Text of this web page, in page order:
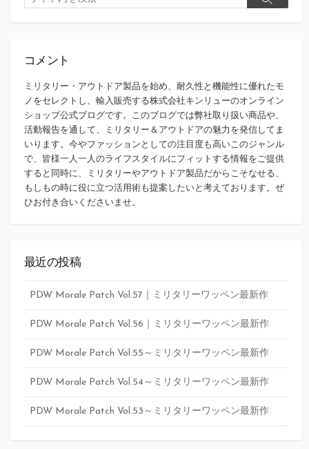
索
検
コメント
ミリタリー・アウトドア製品を始め、耐久性と機能性に優れたモ
ノをセレクトし、輸入販売する株式会社キンリューのオンライン
ショップ公式ブログです。このブログでは弊社取り扱い商品や、
活動報告を通して、ミリタリー＆アウトドアの魅力を発信してま
いります。今やファッションとしての注目度も高いこのジャンル
で、皆様一人一人のライフスタイルにフィットする情報をご提供
すると同時に、ミリタリーやアウトドア製品だからこそなせる、
もしもの時に役に立つ活用術も提案したいと考えております。ぜ
ひお付き合いくださいませ。
最近の投稿
PDW Morale Patch Vol.57｜ミリタリーワッペン最新作
PDW Morale Patch Vol.56｜ミリタリーワッペン最新作
PDW Morale Patch Vol.55～ミリタリーワッペン最新作
PDW Morale Patch Vol.54～ミリタリーワッペン最新作
PDW Morale Patch Vol.53～ミリタリーワッペン最新作